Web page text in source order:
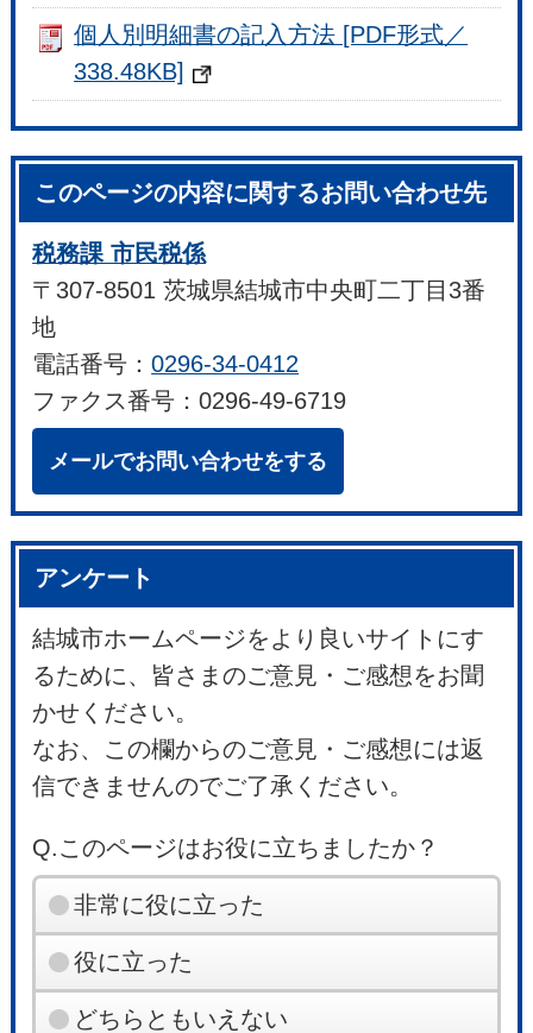
個人別明細書の記入方法 [PDF形式／
338.48KB]
このページの内容に関するお問い合わせ先
税務課 市民税係
〒307-8501 茨城県結城市中央町二丁目3番
地
電話番号：0296-34-0412
ファクス番号：0296-49-6719
メールでお問い合わせをする
アンケート
結城市ホームページをより良いサイトにす
るために、皆さまのご意見・ご感想をお聞
かせください。
なお、この欄からのご意見・ご感想には返
信できませんのでご了承ください。
Q.このページはお役に立ちましたか？
非常に役に立った
役に立った
どちらともいえない